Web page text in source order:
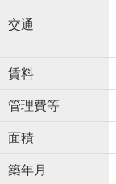
交通
賃料
管理費等
面積
築年月